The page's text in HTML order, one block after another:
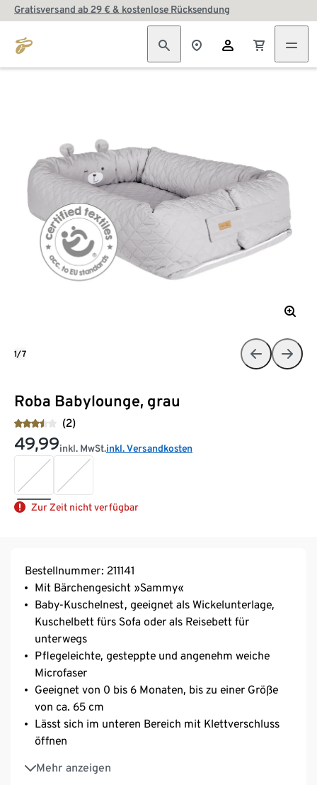
Gratisversand ab 29 € & kostenlose Rücksendung
Roba Babylounge, grau
(2)
49,99inkl. MwSt.inkl. Versandkosten
Zur Zeit nicht verfügbar
1/7
Bestellnummer: 211141
Mit Bärchengesicht »Sammy«
Baby-Kuschelnest, geeignet als Wickelunterlage,
Kuschelbett fürs Sofa oder als Reisebett für
unterwegs
Pflegeleichte, gesteppte und angenehm weiche
Microfaser
Geeignet von 0 bis 6 Monaten, bis zu einer Größe
von ca. 65 cm
Lässt sich im unteren Bereich mit Klettverschluss
öffnen
Mehr anzeigen
Sicherheit durch erhöhten Rand
Liegefläche mit Polyesterfleece-Füllung: durch